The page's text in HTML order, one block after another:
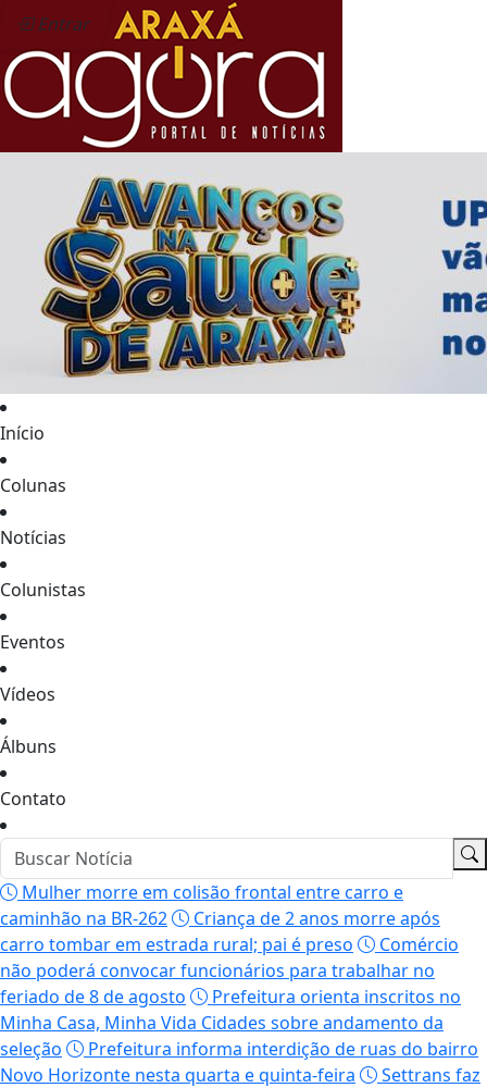
Entrar
Início
Colunas
Notícias
Colunistas
Eventos
Vídeos
Álbuns
Contato
Mulher morre em colisão frontal entre carro e
caminhão na BR-262
Criança de 2 anos morre após
carro tombar em estrada rural; pai é preso
Comércio
não poderá convocar funcionários para trabalhar no
feriado de 8 de agosto
Prefeitura orienta inscritos no
Minha Casa, Minha Vida Cidades sobre andamento da
seleção
Prefeitura informa interdição de ruas do bairro
Novo Horizonte nesta quarta e quinta-feira
Settrans faz